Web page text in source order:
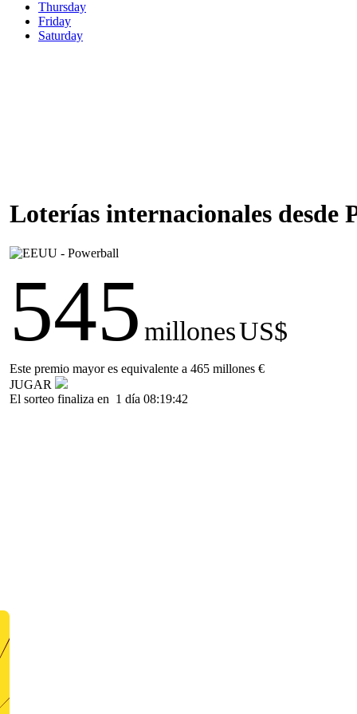
Thursday
Friday
Saturday
Loterías internacionales desde
545 millonesUS$
Este premio mayor es equivalente a 465 millones €
JUGAR
El sorteo finaliza en 1 día 08:19:42